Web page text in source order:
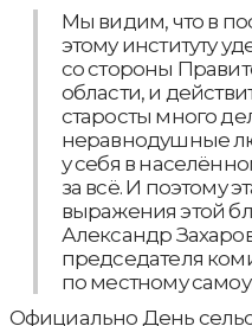
Мы видим, что в
этому институту
со стороны
области, и
старосты много
неравнодушные
у себя в
за всё. И поэтому
выражения этой
Александр
председателя
по местному
Официально День